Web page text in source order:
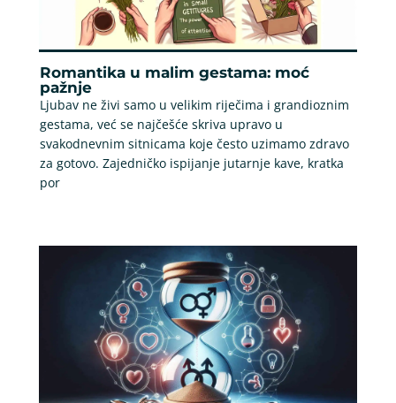
Romantika u malim gestama: moć
pažnje
Ljubav ne živi samo u velikim riječima i grandioznim
gestama, već se najčešće skriva upravo u
svakodnevnim sitnicama koje često uzimamo zdravo
za gotovo. Zajedničko ispijanje jutarnje kave, kratka
por